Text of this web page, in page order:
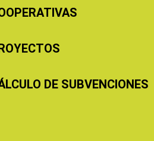
DE SUBVENCIONES